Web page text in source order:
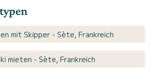
mit Skipper - Sète, Frankreich
mieten - Sète, Frankreich